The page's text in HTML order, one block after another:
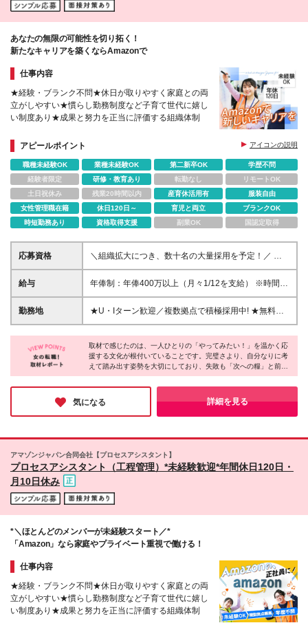
豊島区南池袋1丁目28-1 西武池袋本店 1F ＜神奈川＞
＊横浜店：神奈川県横浜市西区南幸1-1-1 NEWoMan
あなたの無限の可能性を切り拓く！
新たなキャリアを築くならAmazonで
仕事内容
★経験・ブランク不問★休日が取りやすく家庭との両
立がしやすい★慣らし勤務制度など子育て世代に嬉し
い制度あり★成果と努力を正当に評価する組織体制
アピールポイント アイコンの説明
職種未経験OK 業種未経験OK 第二新卒OK
学歴不問
経験者限定
研修・教育あり 転勤なし
リモートOK
土日祝休み
残業20時間以内 産育休活用有
服装自由
女性管理職在籍
休日120日～ 育児と両立
ブランクOK
時短勤務あり
資格取得支援 副業OK 国認定取得
応募資格
＼組織拡大につき、数十名の大量採用を予定！／ ◆
業界・職種未経験OK ◆学歴不問 ＼こんな方にオスス
メ／ ★新たなフィールドで実力を発揮したい方 ★自
スムーズに意思疎通できる方 ★日々の業務で細かな
改善を積み重ねてきた方 ★自発的に仕事を推進でき
工夫」「管理方法の見直し」など、Amazonでは日々
の小さな改善の積み重ねを高く評価します。 面接で
は、あなたが実践してきた「小さな工夫」についてぜ
給与
年俸制：年俸400万以上（月々1/12を支給） ※時間外
手当、深夜勤務手当は勤務時間に応じて、別途全額支
給 ※経験・能力の考慮あり ※試用期間3ヵ月（期間中
勤務地
★U・Iターン歓迎／複数拠点で積極採用中! ★無料シ
ャトルバス利用OK！（一部拠点のみ／詳細はお問い
合わせください） 【勤務地は下記からご希望を伺
い、配属先を決定します】 ◆東京：青梅 ◆神奈川：
小田原／川崎／相模原 ◆埼玉：久喜／上尾／川島／
川口／狭山日高／坂戸 ◆千葉：流山／市川／千葉み
なと ◆岐阜：多治見 ◆大阪：堺／茨木／藤井寺／大
東 ◆京都：京田辺 ◆兵庫：尼崎 ◆佐賀：鳥栖 など
ン予定！】 ※入社時期によっては、新拠点オープンま
で他拠点で研修を行う場合があります (変更の範囲)上
取材で感じたのは、一人ひとりの「やってみたい！」を温かく応
援する文化が根付いていることです。完璧さより、自分なりに考
えて踏み出す姿勢を大切にしており、失敗も「次への糧」と前向
きに捉える社風なので安心して挑戦できます。また、定期的な面
談では周りが「自分の強み」を再発見してくれるため、着実な成
長を実感できる環境。自分らしさを活かしながら仲間と楽しくス
テップアップしたい方にぴったりの環境です！
気になる 詳細を見る
アマゾンジャパン合同会社【プロセスアシスタント】
プロセスアシスタント（工程管理）*未経験歓迎*年間休日120日・
月10日休み
*＼ほとんどのメンバーが未経験スタート／*
「Amazon」なら家庭やプライベート重視で働ける！
仕事内容
★経験・ブランク不問★休日が取りやすく家庭との両
立がしやすい★慣らし勤務制度など子育て世代に嬉し
い制度あり★成果と努力を正当に評価する組織体制